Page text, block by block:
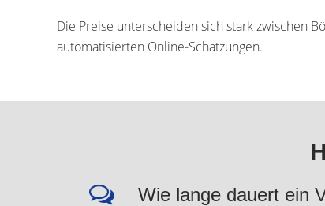
Die Preise unterscheiden sich stark zwischen
automatisierten Online-Schätzungen.
Wie lange dauert ein